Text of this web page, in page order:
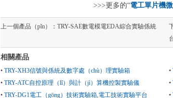
>>>更多的“電工單片機
上一個產品（pǐn）： TRY-SAE數電模電EDA綜合實驗係統
相關產品
• TRY-XH3信號與係統及數字處（chù）理實驗箱 •
• TRY-ATC自控原理（lǐ）與計（jì）算機控製實驗儀 •
• TRY-DG1電工（gōng）技術實驗箱,電工技術實驗平台 •